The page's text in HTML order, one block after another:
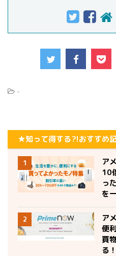
-
★知って得する?!おすすめ
1
ア
10
っ
を
2
ア
便
買
る！